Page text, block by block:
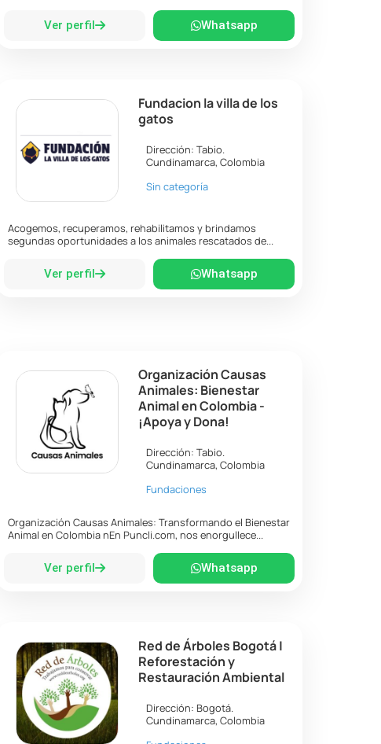
Ver perfil Whatsapp
Fundacion la villa de los
gatos
Dirección:Tabio.
Cundinamarca,Colombia
Sin categoría
Acogemos, recuperamos, rehabilitamos y brindamos
segundas oportunidades a los animales rescatados de...
Ver perfil Whatsapp
Organización Causas
Animales: Bienestar
Animal en Colombia -
¡Apoya y Dona!
Dirección:Tabio.
Cundinamarca,Colombia
Fundaciones
Organización Causas Animales: Transformando el Bienestar
Animal en Colombia nEn Puncli.com, nos enorgullece...
Ver perfil Whatsapp
Red de Árboles Bogotá |
Reforestación y
Restauración Ambiental
Dirección: Bogotá.
Cundinamarca,Colombia